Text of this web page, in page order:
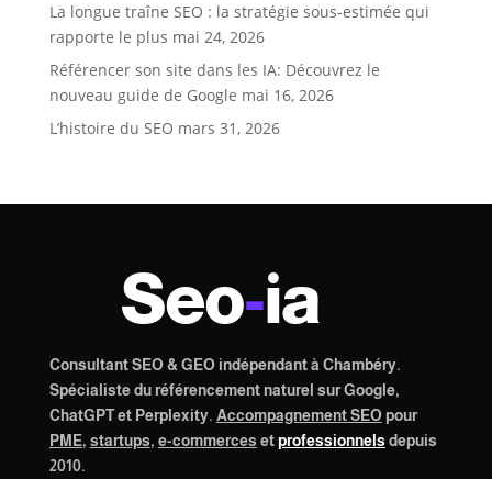
La longue traîne SEO : la stratégie sous-estimée qui
rapporte le plus mai 24, 2026
Référencer son site dans les IA: Découvrez le
nouveau guide de Google mai 16, 2026
L’histoire du SEO mars 31, 2026
Seo-ia
Consultant SEO & GEO indépendant à Chambéry.
Spécialiste du référencement naturel sur Google,
ChatGPT et Perplexity. Accompagnement SEOpour
PME, startups, e-commerces etprofessionnelsdepuis
2010.